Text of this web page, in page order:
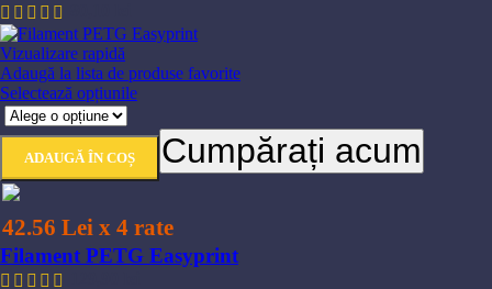
Vizualizare rapidă
Adaugă la lista de produse favorite
Selectează opțiunileAcest
are
multe
pot
fi
alese
ADAUGĂ ÎN COȘ Cumpărați acum
42.56 Lei x 4 rate
Filament PETG Easyprint